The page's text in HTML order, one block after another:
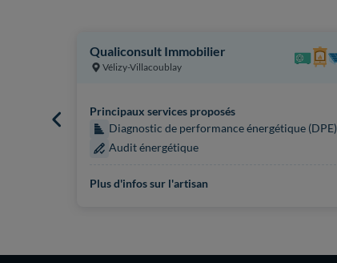
Qualiconsult Immobilier
Vélizy-Villacoublay
Principaux services proposés
Diagnostic de performance énergétique (DPE)
Audit énergétique
Plus d'infos sur l'artisan